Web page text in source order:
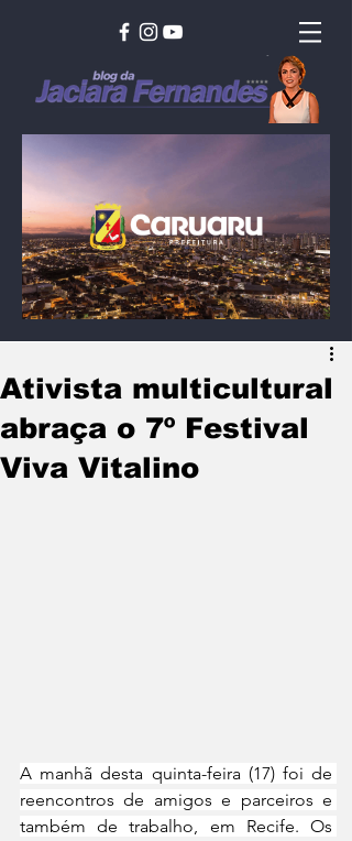
Ativista multicultural
abraça o 7º Festival
Viva Vitalino
A manhã desta quinta-feira (17) foi de
reencontros de amigos e parceiros e
também de trabalho, em Recife. Os